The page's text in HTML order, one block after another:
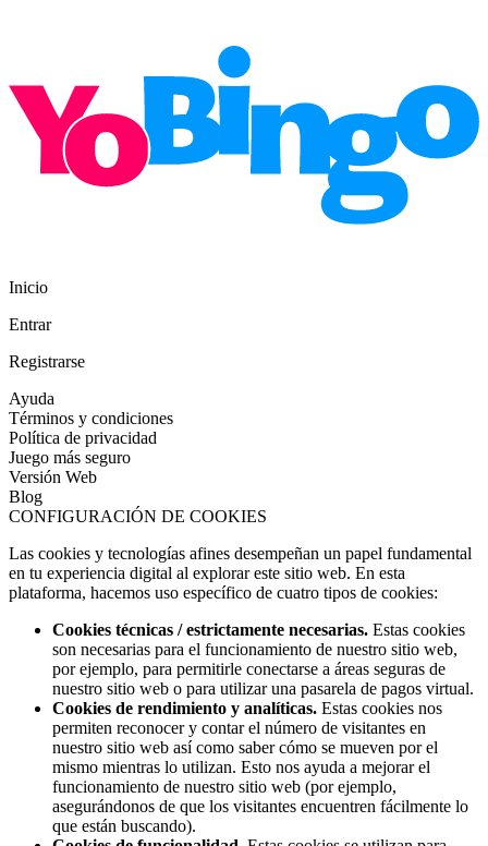
Inicio
Entrar
Registrarse
Ayuda
Términos y condiciones
Política de privacidad
Juego más seguro
Versión Web
Blog
CONFIGURACIÓN DE COOKIES
Las cookies y tecnologías afines desempeñan un papel fundamental
en tu experiencia digital al explorar este sitio web. En esta
plataforma, hacemos uso específico de cuatro tipos de cookies:
Cookies técnicas / estrictamente necesarias. Estas cookies
son necesarias para el funcionamiento de nuestro sitio web,
por ejemplo, para permitirle conectarse a áreas seguras de
nuestro sitio web o para utilizar una pasarela de pagos virtual.
Cookies de rendimiento y analíticas. Estas cookies nos
permiten reconocer y contar el número de visitantes en
nuestro sitio web así como saber cómo se mueven por el
mismo mientras lo utilizan. Esto nos ayuda a mejorar el
funcionamiento de nuestro sitio web (por ejemplo,
asegurándonos de que los visitantes encuentren fácilmente lo
que están buscando).